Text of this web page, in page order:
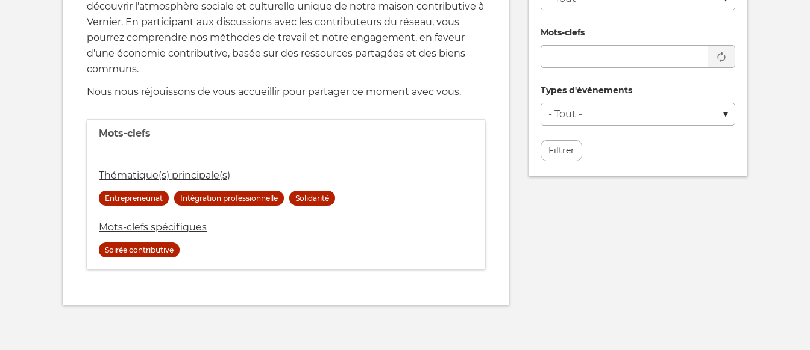
Mots-clefs
Types d'événements
Filtrer
découvrir l'atmosphère sociale et culturelle unique de notre maison contributive à
Vernier. En participant aux discussions avec les contributeurs du réseau, vous
pourrez comprendre nos méthodes de travail et notre engagement, en faveur
d'une économie contributive, basée sur des ressources partagées et des biens
communs.
Nous nous réjouissons de vous accueillir pour partager ce moment avec vous.
Mots-clefs
Thématique(s) principale(s)
Entrepreneuriat Intégration professionnelle Solidarité
Mots-clefs spécifiques
Soirée contributive